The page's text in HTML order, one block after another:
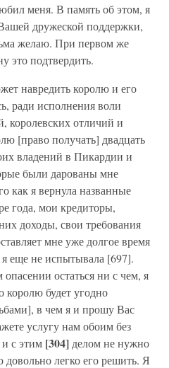
меня. В память об этом, я
дружеской поддержки,
желаю. При первом же
это подтвердить.
навредить королю и его
ради исполнения воли
королевских отличий и
[право получать] двадцать
владений в Пикардии и
были дарованы мне
как я вернула названные
года, мои кредиторы,
доходы, свои требования
мне уже долгое время
я еще не испытывала [697].
остаться ни с чем, я
будет угодно
в чем я и прошу Вас
услугу нам обоим без
с этим [304] делом не нужно
довольно легко его решить. Я